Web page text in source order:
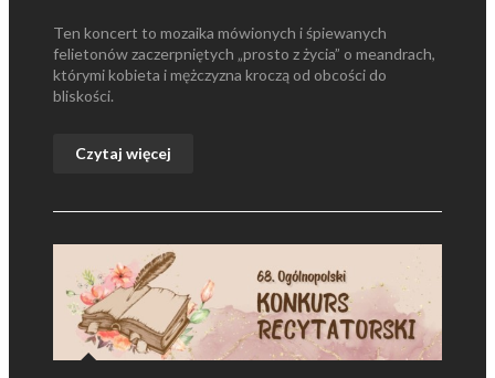
Ten koncert to mozaika mówionych i śpiewanych
felietonów zaczerpniętych „prosto z życia” o meandrach,
którymi kobieta i mężczyzna kroczą od obcości do
bliskości.
Czytaj więcej